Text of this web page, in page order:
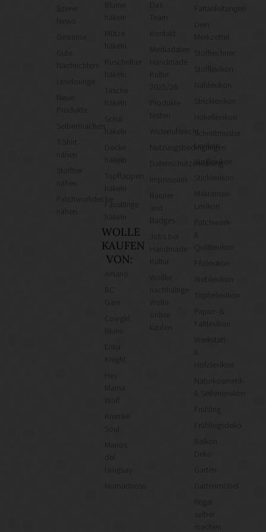
News
Gute
Nachrichten!
Leselounge
Neue
Produkte
Selbermachen
T-Shirt
Stofftier
Patchworkdecke
häkeln
Mütze
häkeln
Kuscheltier
Tasche
häkeln
häkeln
Topflappen
häkeln
Fäustlinge
häkeln
WOLLE
KAUFEN
VON:
Cowgirl
Knight
Mama
Wolf
Kremke
Manos
Uruguay
Nomadnoss
Das
Team
Kontakt
Mediadaten
Kultur
2025/26
Produkte
testen
Widerrufsrecht
Nutzungsbedingungen
Datenschutzerklärung
Kultur
Wollke –
nachhaltige
kaufen
Faltanleitungen
Merkzettel
Stoffrechner
Stofflexikon
Nählexikon
Stricklexikon
Häkellexikon
Schnittmuster-
Lexikon
Wolllexikon
Sticklexikon
Makramee-
Lexikon
Patchwork-
&
Quiltlexikon
Filzlexikon
Weblexikon
Töpferlexikon
Papier- &
Faltlexikon
Werkstatt-
&
Holzlexikon
Naturkosmetik-
& Seifenlexikon
Frühling
Frühlingsdeko
Deko
Garten
Gartenmöbel
Regal